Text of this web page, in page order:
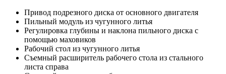
Привод подрезного диска от основного двигателя
Пильный модуль из чугунного литья
Регулировка глубины и наклона пильного диска с
помощью маховиков
Рабочий стол из чугунного литья
Съемный расширитель рабочего стола из стального
листа справа